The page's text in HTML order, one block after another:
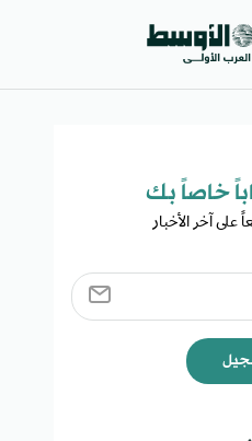
خاصاً بك​
آخر الأخبار